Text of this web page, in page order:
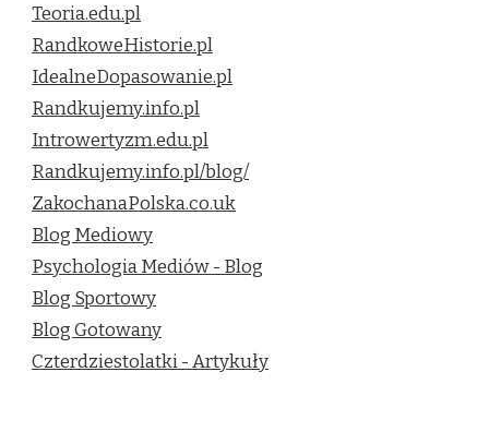
Teoria.edu.pl
RandkoweHistorie.pl
IdealneDopasowanie.pl
Randkujemy.info.pl
Introwertyzm.edu.pl
Randkujemy.info.pl/blog/
ZakochanaPolska.co.uk
Blog Mediowy
Psychologia Mediów - Blog
Blog Sportowy
Blog Gotowany
Czterdziestolatki - Artykuły